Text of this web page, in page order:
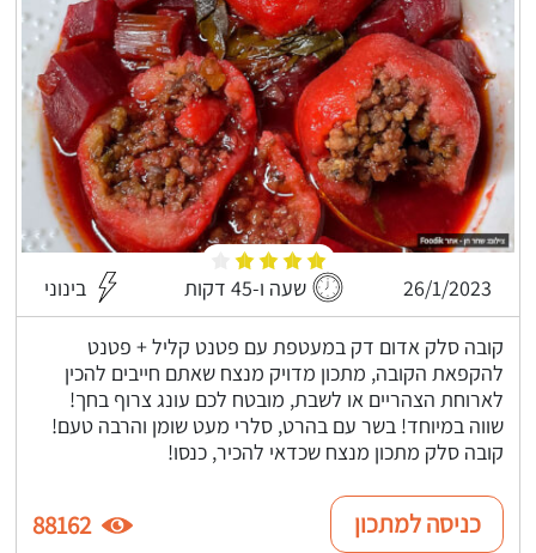
26/1/2023 שעה ו-45 דקות בינוני
קובה סלק אדום דק במעטפת עם פטנט קליל + פטנט
להקפאת הקובה, מתכון מדויק מנצח שאתם חייבים להכין
לארוחת הצהריים או לשבת, מובטח לכם עונג צרוף בחך!
שווה במיוחד! בשר עם בהרט, סלרי מעט שומן והרבה טעם!
קובה סלק מתכון מנצח שכדאי להכיר, כנסו!
כניסה למתכון 88162